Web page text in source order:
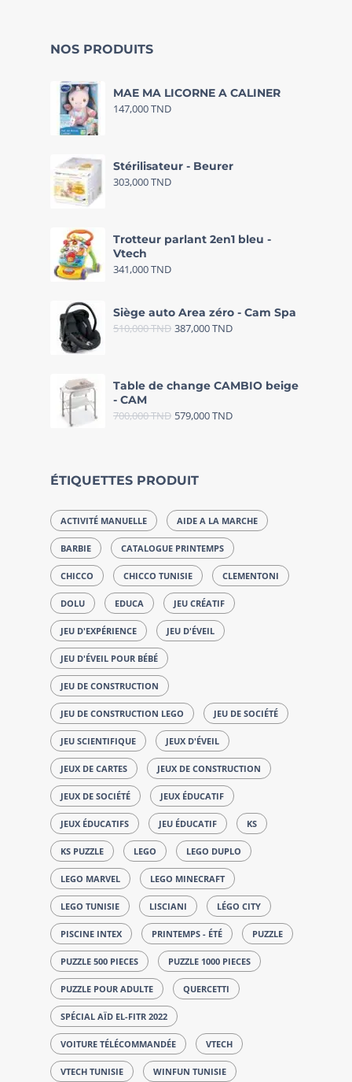
NOS PRODUITS
MAE MA LICORNE A CALINER
147,000TND
Stérilisateur - Beurer
303,000TND
Trotteur parlant 2en1 bleu -
Vtech
341,000TND
Siège auto Area zéro - Cam Spa
510,000TND 387,000TND
Table de change CAMBIO beige
- CAM
700,000TND 579,000TND
ÉTIQUETTES PRODUIT
ACTIVITÉ MANUELLE AIDE A LA MARCHE
BARBIE CATALOGUE PRINTEMPS
CHICCO CHICCO TUNISIE CLEMENTONI
DOLU EDUCA JEU CRÉATIF
JEU D'EXPÉRIENCE JEU D'ÉVEIL
JEU D'ÉVEIL POUR BÉBÉ
JEU DE CONSTRUCTION
JEU DE CONSTRUCTION LEGO JEU DE SOCIÉTÉ
JEU SCIENTIFIQUE JEUX D'ÉVEIL
JEUX DE CARTES JEUX DE CONSTRUCTION
JEUX DE SOCIÉTÉ JEUX ÉDUCATIF
JEUX ÉDUCATIFS JEU ÉDUCATIF KS
KS PUZZLE LEGO LEGO DUPLO
LEGO MARVEL LEGO MINECRAFT
LEGO TUNISIE LISCIANI LÉGO CITY
PISCINE INTEX PRINTEMPS - ÉTÉ PUZZLE
PUZZLE 500 PIECES PUZZLE 1000 PIECES
PUZZLE POUR ADULTE QUERCETTI
SPÉCIAL AÏD EL-FITR 2022
VOITURE TÉLÉCOMMANDÉE VTECH
VTECH TUNISIE WINFUN TUNISIE